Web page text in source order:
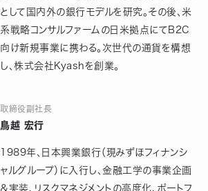
として国内外の銀行モデルを研究。その後、米
系戦略コンサルファームの日米拠点にてB2C
向け新規事業に携わる。次世代の通貨を構想
し、株式会社Kyashを創業。
取締役副社長
鳥越 宏行
1989年、日本興業銀行（現みずほフィナンシ
ャルグループ）に入行し、金融工学の事業企画
＆実装、リスクマネジメントの高度化、ポートフ